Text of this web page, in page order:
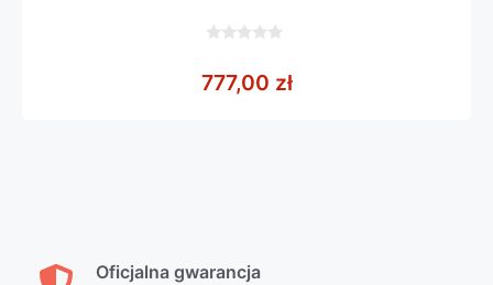
5
777,00 zł
Oficjalna gwarancja